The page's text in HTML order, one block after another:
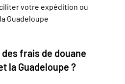
votre expédition ou
Guadeloupe
frais de douane
la Guadeloupe ?